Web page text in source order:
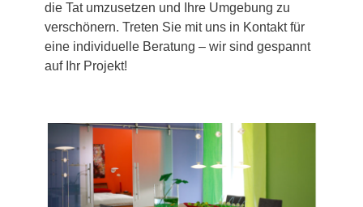
die Tat umzusetzen und Ihre Umgebung zu
verschönern. Treten Sie mit uns in Kontakt für
eine individuelle Beratung – wir sind gespannt
auf Ihr Projekt!